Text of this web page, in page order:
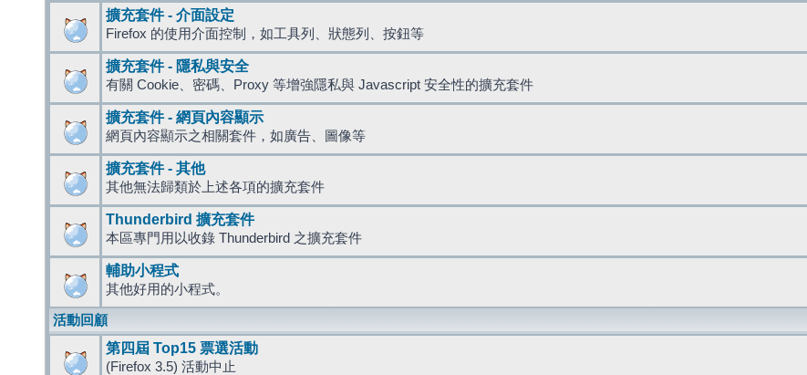
擴充套件 - 介面設定
Firefox 的使用介面控制，如工具列、狀態列、按鈕等
擴充套件 - 隱私與安全
有關 Cookie、密碼、Proxy 等增強隱私與 Javascript 安全性的擴充套件
擴充套件 - 網頁內容顯示
網頁內容顯示之相關套件，如廣告、圖像等
擴充套件 - 其他
其他無法歸類於上述各項的擴充套件
Thunderbird 擴充套件
本區專門用以收錄 Thunderbird 之擴充套件
輔助小程式
其他好用的小程式。
活動回顧
第四屆 Top15 票選活動
(Firefox 3.5) 活動中止